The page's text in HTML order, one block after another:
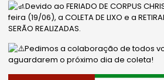
Devido ao FERIADO DE CORPUS
feira (19/06), a COLETA DE LIXO e a
SERÃO REALIZADAS.
Pedimos a colaboração de todos
aguardarem o próximo dia de coleta!